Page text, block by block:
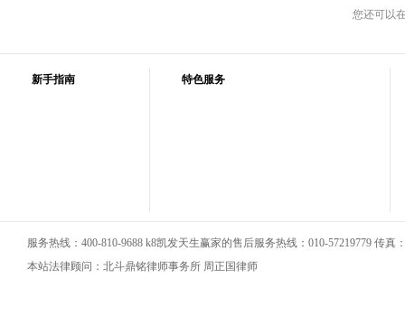
您还可以
新手指南 特色服务
服务热线：400-810-9688 k8凯发天生赢家的售后服务热线：010-57219779 传真
本站法律顾问：北斗鼎铭律师事务所 周正国律师